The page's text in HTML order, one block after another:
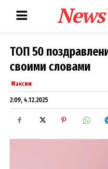
ТОП 50
своими словами
Максим
2:09, 4.12.2025